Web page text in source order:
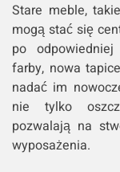
Stare meble,
mogą stać się
po
farby, nowa
nadać im
nie tylko
pozwalają na
wyposażenia.